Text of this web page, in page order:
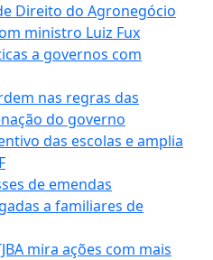
Direito do Agronegócio
ministro Luiz Fux
a governos com
nas regras das
do governo
das escolas e amplia
de emendas
a familiares de
mira ações com mais